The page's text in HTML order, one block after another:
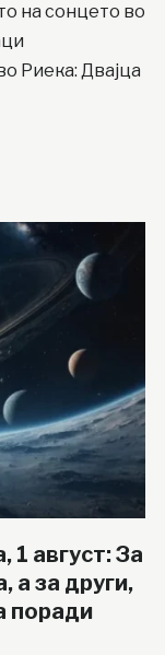
на сонцето во
Риека: Двајца
1 август: За
а за други,
поради